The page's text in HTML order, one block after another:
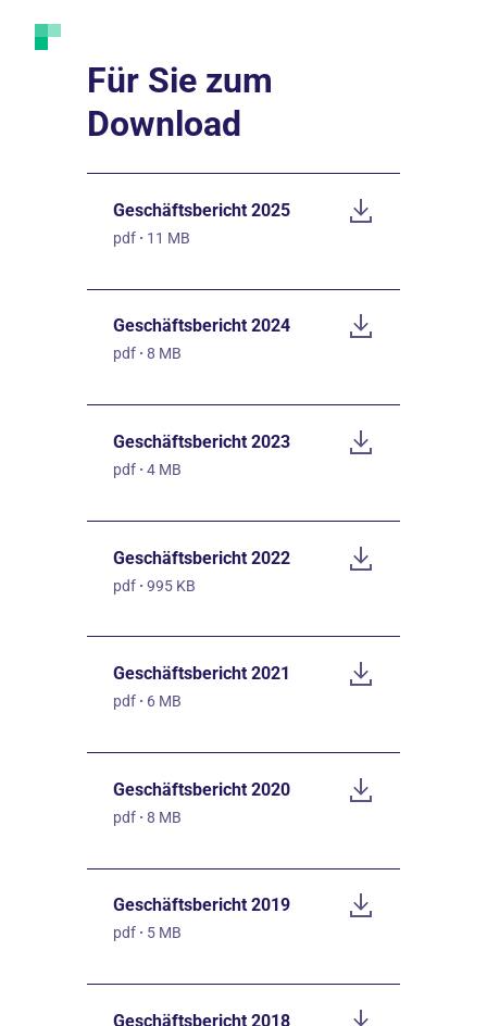
Für Sie zum
Download
Geschäftsbericht 2025
pdf · 11 MB
Geschäftsbericht 2024
pdf · 8 MB
Geschäftsbericht 2023
pdf · 4 MB
Geschäftsbericht 2022
pdf · 995 KB
Geschäftsbericht 2021
pdf · 6 MB
Geschäftsbericht 2020
pdf · 8 MB
Geschäftsbericht 2019
pdf · 5 MB
Geschäftsbericht 2018